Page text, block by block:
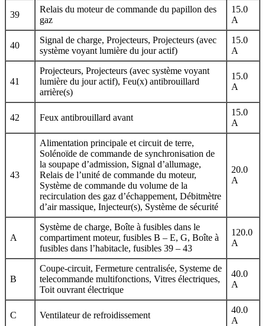
39
Relais du moteur de commande du papillon des
gaz
15.0
A
40
Signal de charge, Projecteurs, Projecteurs (avec
système voyant lumière du jour actif)
15.0
A
41
Projecteurs, Projecteurs (avec système voyant
lumière du jour actif), Feu(x) antibrouillard
arrière(s)
15.0
A
42 Feux antibrouillard avant
15.0
A
43
Alimentation principale et circuit de terre,
Solénoïde de commande de synchronisation de
la soupape d’admission, Signal d’allumage,
Relais de l’unité de commande du moteur,
Système de commande du volume de la
recirculation des gaz d’échappement, Débitmètre
d’air massique, Injecteur(s), Système de sécurité
20.0
A
A
Système de charge, Boîte à fusibles dans le
compartiment moteur, fusibles B – E, G, Boîte à
fusibles dans l’habitacle, fusibles 39 – 43
120.0
A
B
Coupe-circuit, Fermeture centralisée, Systeme de
telecommande multifonctions, Vitres électriques,
Toit ouvrant électrique
40.0
A
C Ventilateur de refroidissement
40.0
A